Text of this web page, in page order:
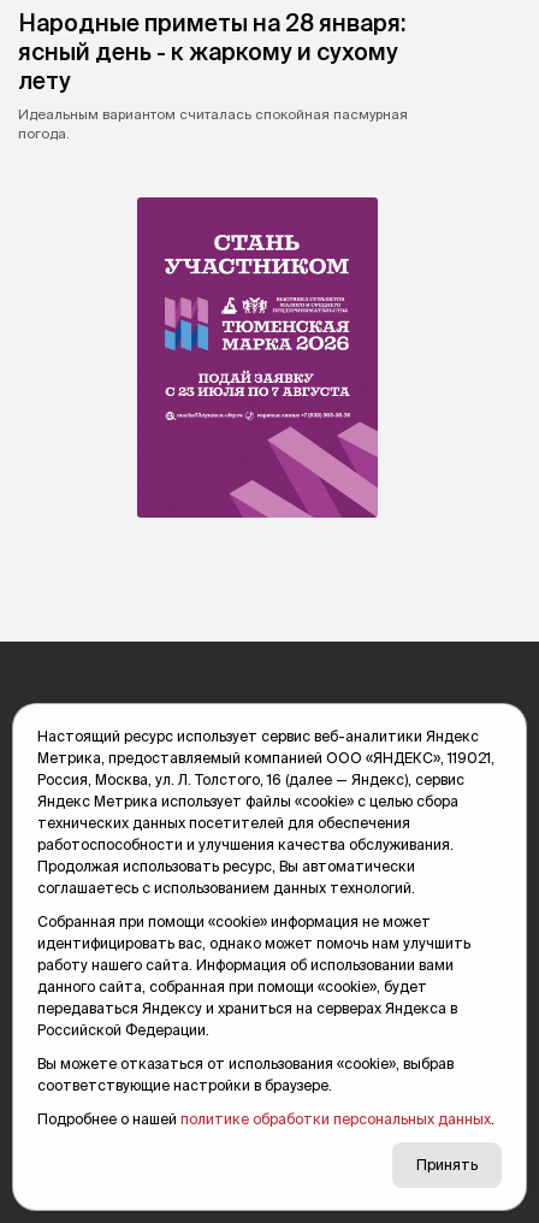
Народные приметы на 28 января:
ясный день - к жаркому и сухому
лету
Идеальным вариантом считалась спокойная пасмурная
погода.
СВО
Беседы
Экономим
Транспорт
Общество
Недвижимость
Обзор
Политика
Культура
Деньги
Подкасты
Спорт
Образование
Технологии
Туризм
Страна и мир
Здоровье
Инструкция
ТЭК
Погода
Еда
Видео
Галереи
Новости
Темы новостей
Настоящий ресурс использует сервис веб-аналитики Яндекс
Метрика, предоставляемый компанией ООО «ЯНДЕКС», 119021,
Россия, Москва, ул. Л. Толстого, 16 (далее — Яндекс), сервис
Яндекс Метрика использует файлы «cookie» с целью сбора
технических данных посетителей для обеспечения
работоспособности и улучшения качества обслуживания.
Продолжая использовать ресурс, Вы автоматически
соглашаетесь с использованием данных технологий.
Собранная при помощи «cookie» информация не может
идентифицировать вас, однако может помочь нам улучшить
работу нашего сайта. Информация об использовании вами
данного сайта, собранная при помощи «cookie», будет
передаваться Яндексу и храниться на серверах Яндекса в
Российской Федерации.
Вы можете отказаться от использования «cookie», выбрав
соответствующие настройки в браузере.
Подробнее о нашей политике обработки персональных данных
Принять